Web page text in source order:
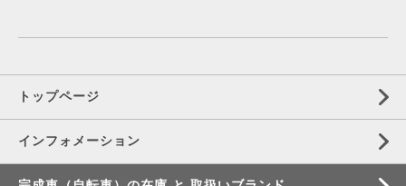
トップページ
インフォメーション